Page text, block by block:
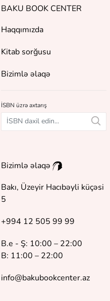
BAKU BOOK CENTER
Haqqımızda
Kitab sorğusu
Bizimlə əlaqə
İSBN üzrə axtarış
Bizimlə əlaqə
Bakı, Üzeyir Hacıbəyli küçəsi
5
+994 12 505 99 99
B.e - Ş: 10:00 – 22:00
B: 11:00 – 22:00
info@bakubookcenter.az